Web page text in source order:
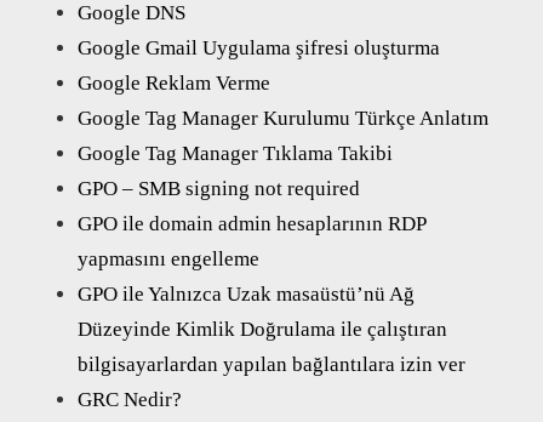
Google DNS
Google Gmail Uygulama şifresi oluşturma
Google Reklam Verme
Google Tag Manager Kurulumu Türkçe Anlatım
Google Tag Manager Tıklama Takibi
GPO – SMB signing not required
GPO ile domain admin hesaplarının RDP
yapmasını engelleme
GPO ile Yalnızca Uzak masaüstü’nü Ağ
Düzeyinde Kimlik Doğrulama ile çalıştıran
bilgisayarlardan yapılan bağlantılara izin ver
GRC Nedir?